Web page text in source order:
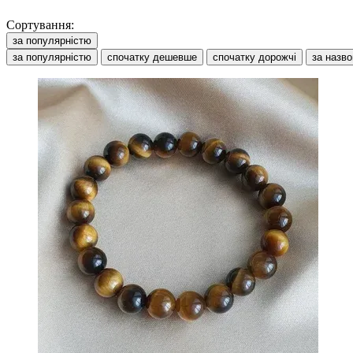
Сортування:
за популярністю
за популярністю
спочатку дешевше спочатку дорожчі за